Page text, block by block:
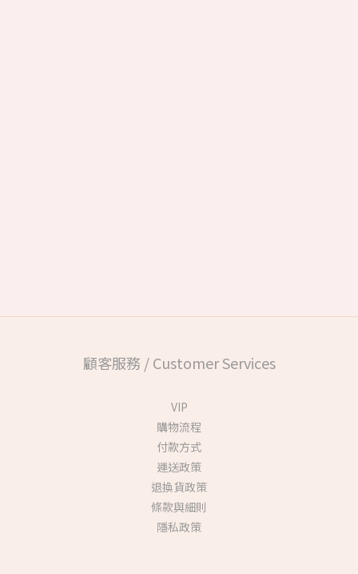
顧客服務 / Customer Services
VIP
購物流程
付款方式
運送政策
退換貨政策
條款與細則
隱私政策